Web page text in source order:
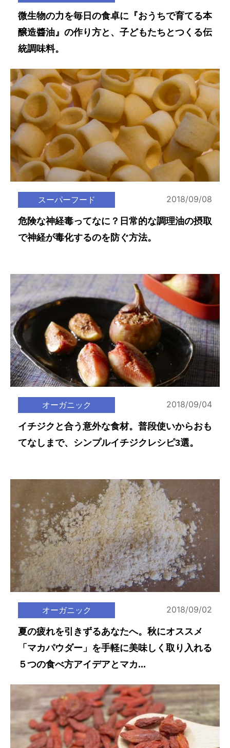
微生物の力を毎日の食卓に『おうちで育てる本
醸造醬油』の作り方と、子どもたちとつくる伝
統調味料。
スーパーフード 2018/09/08
危険な神経毒ってなに？日常的な調理油の摂取
で神経が毒化するのを防ぐ方法。
オーガニック 2018/09/04
イチジクと合う意外な食材。普段使いからおも
てなしまで、シンプルイチジクレシピ3選。
オーガニック 2018/09/02
夏の疲れを引きずるあなたへ。秋にオススメ
「マカパウダー」を手軽に美味しく取り入れる
５つの食べ方アイデアとマカ...